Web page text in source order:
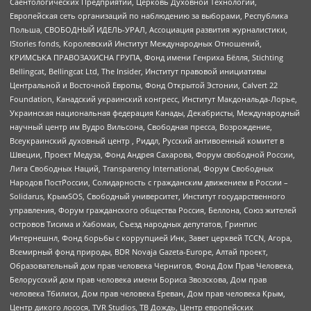
Европейская сеть организаций по наблюдению за выборами, Республика
Польша, СВОБОДНЫЙ ИДЕЛЬ-УРАЛ, Ассоциация развития журналистики,
IStories fonds, Королевский Институт Международных Отношений,
КРИМСЬКА ПРАВОЗАХИСНА ГРУПА, Фонд имени Генриха Бёлля, Stichting
Bellingcat, Bellingcat Ltd, The Insider, Институт правовой инициативы
Центральной и Восточной Европы, Фонд Открытой Эстонии, Calvert 22
Foundation, Канадский украинский конгресс, Институт Макдональда-Лорье,
Украинская национальная федерация Канады, Декабристы, Международный
научный центр им Вудро Вильсона, Свободная пресса, Возрождение,
Всеукраинский духовный центр , Риддл, Русский антивоенный комитет в
Швеции, Проект Медуза, Фонд Андрея Сахарова, Форум свободной России,
Лига Свободных Наций, Transparеncy International, Форум Свободных
Народов ПостРоссии, Солидарность с гражданским движением в России –
Solidarus, КрымSOS, Свободный университет, Институт государственного
управления, Форум гражданского общества Россия, Беллона, Союз жителей
островов Тисима и Хабомаи, Съезд народных депутатов, Гринпис
Интернешнл, Фонд борьбы с коррупцией Инк, Завет церквей TCCN, Агора,
Всемирный фонд природы, BDR Novaja Gazeta-Europe, Алтай проект,
Образовательный дом прав человека Чернигов, Фонд Дом Прав Человека,
Белорусский дом прав человека имени Бориса Звозскова, Дом прав
человека Тбилиси, Дом прав человека Ереван, Дом прав человека Крым,
Центр дикого лосося, TVR Studios, ТВ Дождь, Центр европейских